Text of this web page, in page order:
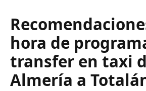
hora de
transfer en taxi
Almería a